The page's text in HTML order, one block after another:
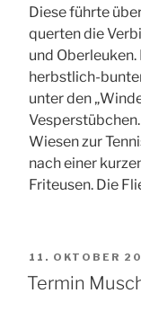
Diese führte
querten die
und
herbstlich-
unter den
Wiesen zur
nach einer
Friteusen. Die
AM
11. OKTOBER
Termin